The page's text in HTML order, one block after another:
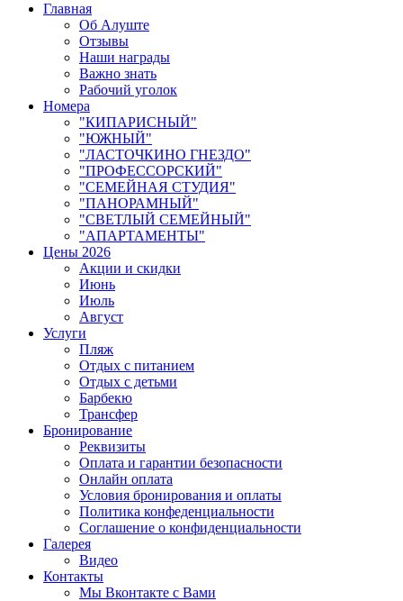
Главная
Об Алуште
Отзывы
Наши награды
Важно знать
Рабочий уголок
Номера
"КИПАРИСНЫЙ"
"ЮЖНЫЙ"
"ЛАСТОЧКИНО ГНЕЗДО"
"ПРОФЕССОРСКИЙ"
"СЕМЕЙНАЯ СТУДИЯ"
"ПАНОРАМНЫЙ"
"СВЕТЛЫЙ СЕМЕЙНЫЙ"
"АПАРТАМЕНТЫ"
Цены 2026
Акции и скидки
Июнь
Июль
Август
Услуги
Пляж
Отдых с питанием
Отдых с детьми
Барбекю
Трансфер
Бронирование
Реквизиты
Оплата и гарантии безопасности
Онлайн оплата
Условия бронирования и оплаты
Политика конфеденциальности
Соглашение о конфиденциальности
Галерея
Видео
Контакты
Мы Вконтакте с Вами